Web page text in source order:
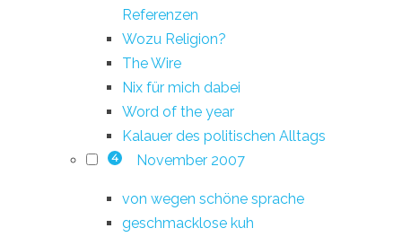
Referenzen
Wozu Religion?
The Wire
Nix für mich dabei
Word of the year
Kalauer des politischen Alltags
4 November 2007
von wegen schöne sprache
geschmacklose kuh